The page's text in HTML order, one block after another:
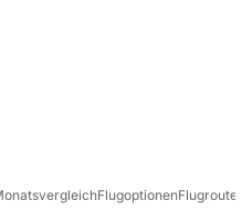
FlugoptionenFlugrouten